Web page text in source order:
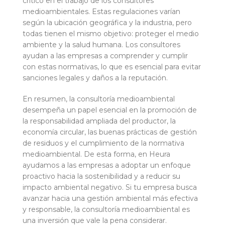
medioambientales. Estas regulaciones varían
según la ubicación geográfica y la industria, pero
todas tienen el mismo objetivo: proteger el medio
ambiente y la salud humana. Los consultores
ayudan a las empresas a comprender y cumplir
con estas normativas, lo que es esencial para evitar
sanciones legales y daños a la reputación.
En resumen, la consultoría medioambiental
desempeña un papel esencial en la promoción de
la responsabilidad ampliada del productor, la
economía circular, las buenas prácticas de gestión
de residuos y el cumplimiento de la normativa
medioambiental. De esta forma, en Heura
ayudamos a las empresas a adoptar un enfoque
proactivo hacia la sostenibilidad y a reducir su
impacto ambiental negativo. Si tu empresa busca
avanzar hacia una gestión ambiental más efectiva
y responsable, la consultoría medioambiental es
una inversión que vale la pena considerar.